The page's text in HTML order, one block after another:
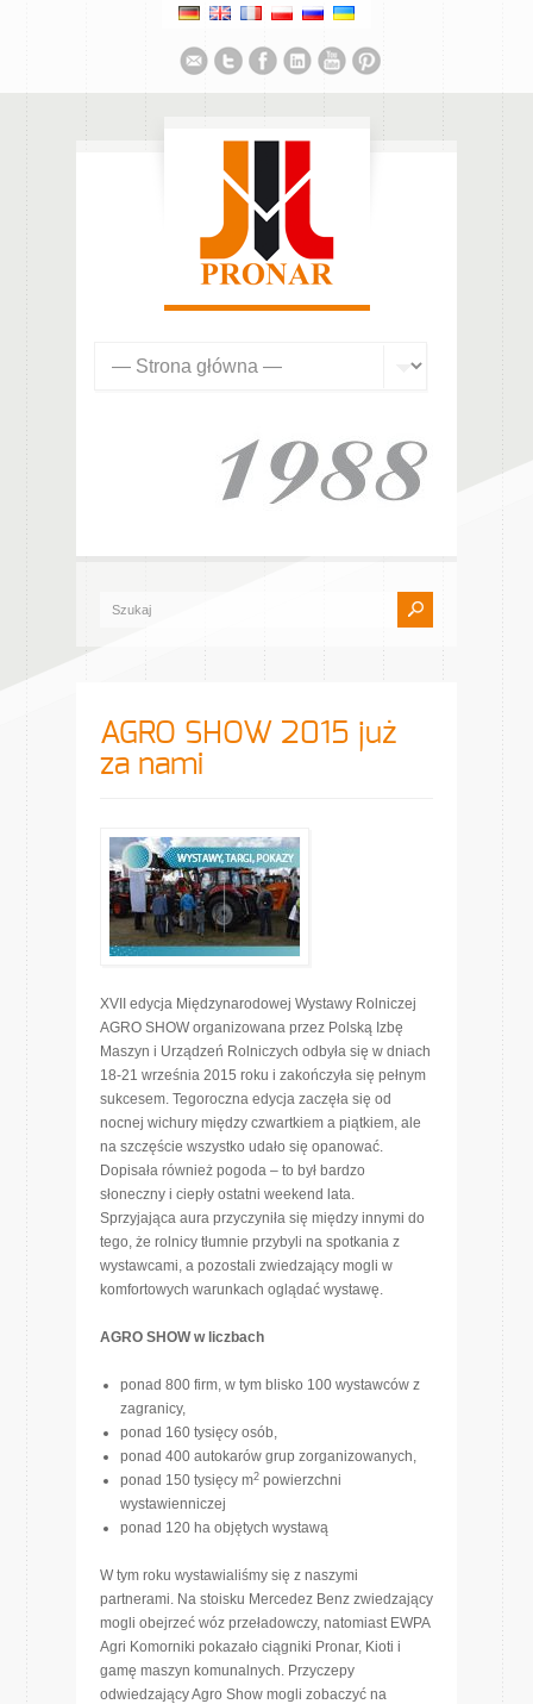
AGRO SHOW 2015 już
za nami
XVII edycja Międzynarodowej Wystawy Rolniczej
AGRO SHOW organizowana przez Polską Izbę
Maszyn i Urządzeń Rolniczych odbyła się w dniach
18-21 września 2015 roku i zakończyła się pełnym
sukcesem. Tegoroczna edycja zaczęła się od
nocnej wichury między czwartkiem a piątkiem, ale
na szczęście wszystko udało się opanować.
Dopisała również pogoda – to był bardzo
słoneczny i ciepły ostatni weekend lata.
Sprzyjająca aura przyczyniła się między innymi do
tego, że rolnicy tłumnie przybyli na spotkania z
wystawcami, a pozostali zwiedzający mogli w
komfortowych warunkach oglądać wystawę.
AGRO SHOW w liczbach
ponad 800 firm, w tym blisko 100 wystawców z
zagranicy,
ponad 160 tysięcy osób,
ponad 400 autokarów grup zorganizowanych,
ponad 150 tysięcy m2 powierzchni
wystawienniczej
ponad 120 ha objętych wystawą
W tym roku wystawialiśmy się z naszymi
partnerami. Na stoisku Mercedez Benz zwiedzający
mogli obejrzeć wóz przeładowczy, natomiast EWPA
Agri Komorniki pokazało ciągniki Pronar, Kioti i
gamę maszyn komunalnych. Przyczepy
odwiedzający Agro Show mogli zobaczyć na